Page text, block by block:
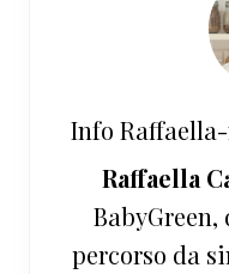
Info
Raffaella
percorso da